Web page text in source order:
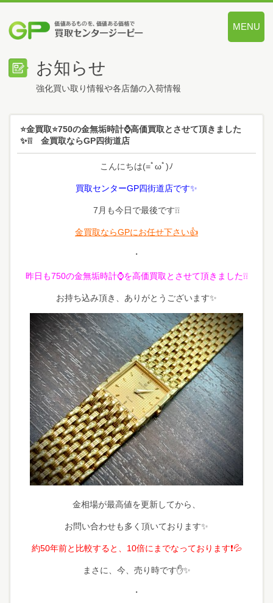
MENU
お知らせ
強化買い取り情報や各店舗の入荷情報
⭐金買取⭐750の金無垢時計⌚高価買取とさせて頂きました
✨❕❕ 金買取ならGP四街道店
こんにちは(=ﾟωﾟ)ﾉ
買取センターGP四街道店です✨
7月も今日で最後です❕❕
金買取ならGPにお任せ下さい👍
・
昨日も750の金無垢時計⌚を高価買取とさせて頂きました❕❕
お持ち込み頂き、ありがとうございます✨
金相場が最高値を更新してから、
お問い合わせも多く頂いております✨
約50年前と比較すると、10倍にまでなっております❗️💦
まさに、今、売り時です✋✨
・